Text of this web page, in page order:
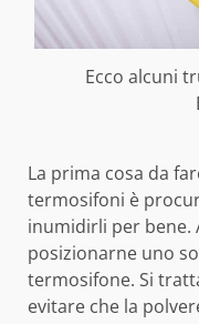
Ecco alcuni
La prima cosa da
termosifoni è
inumidirli per bene.
posizionarne uno
termosifone. Si
evitare che la